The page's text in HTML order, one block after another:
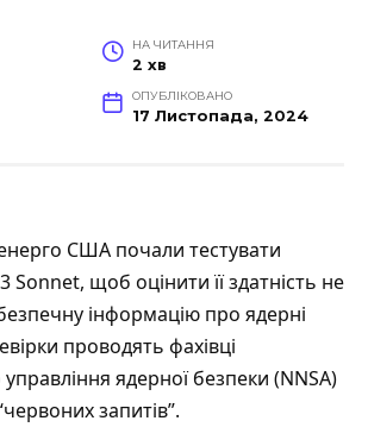
НА ЧИТАННЯ
2 хв
ОПУБЛІКОВАНО
17 Листопада, 2024
США почали тестувати
Sonnet, щоб оцінити її здатність не
інформацію про ядерні
проводять фахівці
ядерної безпеки (NNSA)
запитів”.